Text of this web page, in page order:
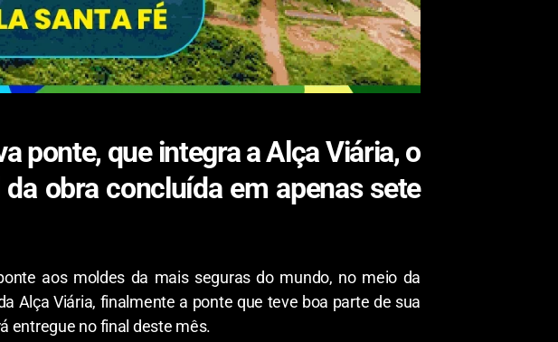
ponte, que integra a Alça Viária, o
obra concluída em apenas sete
aos moldes da mais seguras do mundo, no meio da
Alça Viária, finalmente a ponte que teve boa parte de sua
entregue no final deste mês.